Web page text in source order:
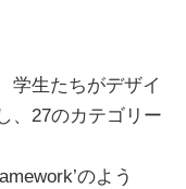
学生たちがデザイ
、27のカテゴリー
のよう